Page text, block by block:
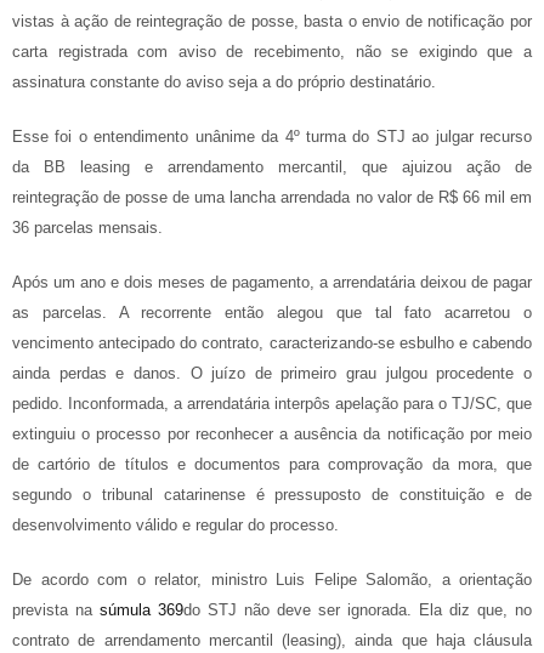
vistas à ação de reintegração de posse, basta o envio de notificação por
carta registrada com aviso de recebimento, não se exigindo que a
assinatura constante do aviso seja a do próprio destinatário.
Esse foi o entendimento unânime da 4º turma do STJ ao julgar recurso
da BB leasing e arrendamento mercantil, que ajuizou ação de
reintegração de posse de uma lancha arrendada no valor de R$ 66 mil em
36 parcelas mensais.
Após um ano e dois meses de pagamento, a arrendatária deixou de pagar
as parcelas. A recorrente então alegou que tal fato acarretou o
vencimento antecipado do contrato, caracterizando-se esbulho e cabendo
ainda perdas e danos. O juízo de primeiro grau julgou procedente o
pedido. Inconformada, a arrendatária interpôs apelação para o TJ/SC, que
extinguiu o processo por reconhecer a ausência da notificação por meio
de cartório de títulos e documentos para comprovação da mora, que
segundo o tribunal catarinense é pressuposto de constituição e de
desenvolvimento válido e regular do processo.
De acordo com o relator, ministro Luis Felipe Salomão, a orientação
prevista na súmula 369do STJ não deve ser ignorada. Ela diz que, no
contrato de arrendamento mercantil (leasing), ainda que haja cláusula